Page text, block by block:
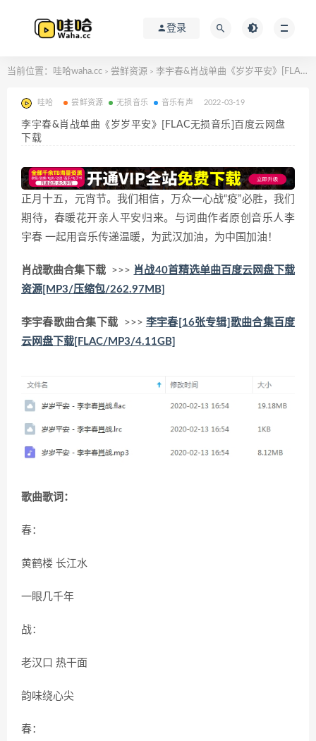
登录
当前位置： 哇哈waha.cc > 尝鲜资源 > 李宇春&肖战单曲《岁岁平安》[FLAC无损音乐]百度云网盘下载
哇哈 尝鲜资源 无损音乐 音乐有声 2022-03-19
李宇春&肖战单曲《岁岁平安》[FLAC无损音乐]百度云网盘
下载
正月十五，元宵节。我们相信，万众一心战“疫”必胜，我们
期待，春暖花开亲人平安归来。与词曲作者原创音乐人李
宇春 一起用音乐传递温暖，为武汉加油，为中国加油！
肖战歌曲合集下载 >>> 肖战40首精选单曲百度云网盘下载
资源[MP3/压缩包/262.97MB]
李宇春歌曲合集下载 >>> 李宇春[16张专辑]歌曲合集百度
云网盘下载[FLAC/MP3/4.11GB]
歌曲歌词：
春：
黄鹤楼 长江水
一眼几千年
战：
老汉口 热干面
韵味绕心尖
春：